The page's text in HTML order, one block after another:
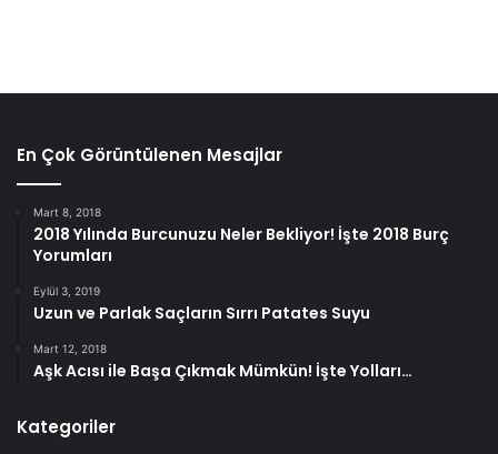
durumlardır.
En Çok Görüntülenen Mesajlar
Mart 8, 2018
2018 Yılında Burcunuzu Neler Bekliyor! İşte 2018 Burç
Yorumları
Eylül 3, 2019
Uzun ve Parlak Saçların Sırrı Patates Suyu
Mart 12, 2018
Aşk Acısı ile Başa Çıkmak Mümkün! İşte Yolları…
Kategoriler